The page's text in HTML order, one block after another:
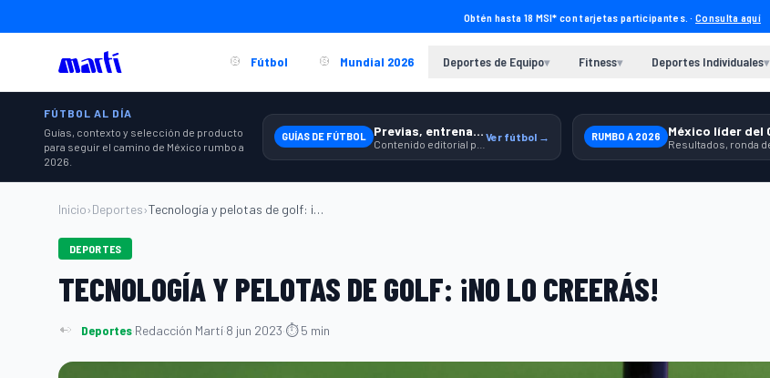
Obtén hasta 18 MSI* con tarjetas participantes. ·Consulta aquí
Fútbol Mundial 2026 Deportes de Equipo▾ Fitness▾ Deportes Individuales▾
FÚTBOL AL DÍA
Guías, contexto y selección de producto
para seguir el camino de México rumbo a
2026.
GUÍAS DE FÚTBOL Previas, entrenamiento y producto Ver fútbol → RUMBO A 2026
Inicio›Deportes› Tecnología y pelotas de golf: ¡No lo cre...
DEPORTES
TECNOLOGÍA Y PELOTAS DE GOLF: ¡NO LO CREERÁS!
Deportes·Redacción Martí·8 jun 2023·⏱ 5 min